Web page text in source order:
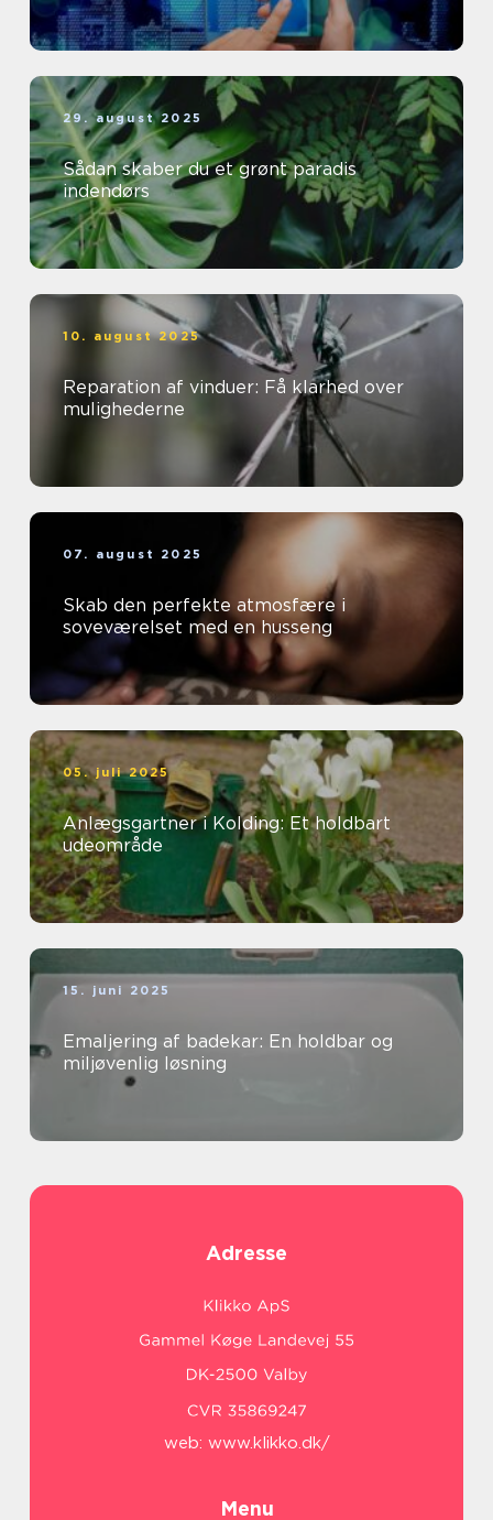
29. august 2025
Sådan skaber du et grønt paradis
indendørs
10. august 2025
Reparation af vinduer: Få klarhed over
mulighederne
07. august 2025
Skab den perfekte atmosfære i
soveværelset med en husseng
05. juli 2025
Anlægsgartner i Kolding: Et holdbart
udeområde
15. juni 2025
Emaljering af badekar: En holdbar og
miljøvenlig løsning
Adresse
web: www.klikko.dk/
Menu